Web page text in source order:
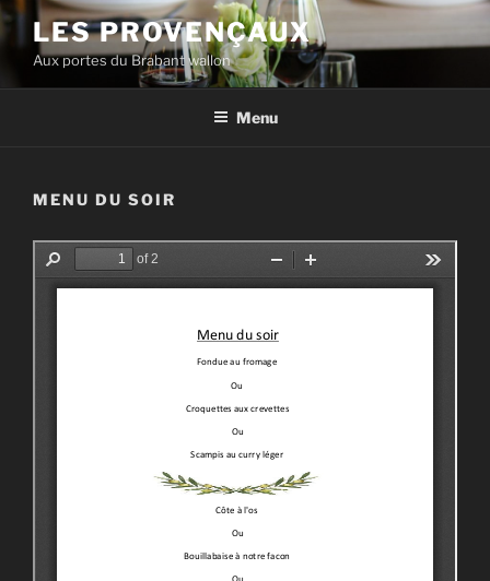
Skip
to
content
LES PROVENÇAUX
Aux portes du Brabant wallon
Menu
MENU DU SOIR